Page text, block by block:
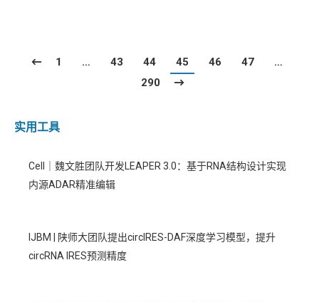
1 … 43 44 45 46 47
…
290
实用工具
Cell｜魏文胜团队开发LEAPER 3.0：基于RNA结构设计实现
内源ADAR精准编辑
IJBM | 陕师大团队提出circIRES-DAF深度学习模型，提升
circRNA IRES预测精度